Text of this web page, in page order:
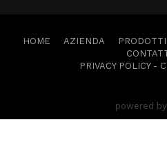
HOME AZIENDA PRODOTTI
PRIVACY POLICY-
powered